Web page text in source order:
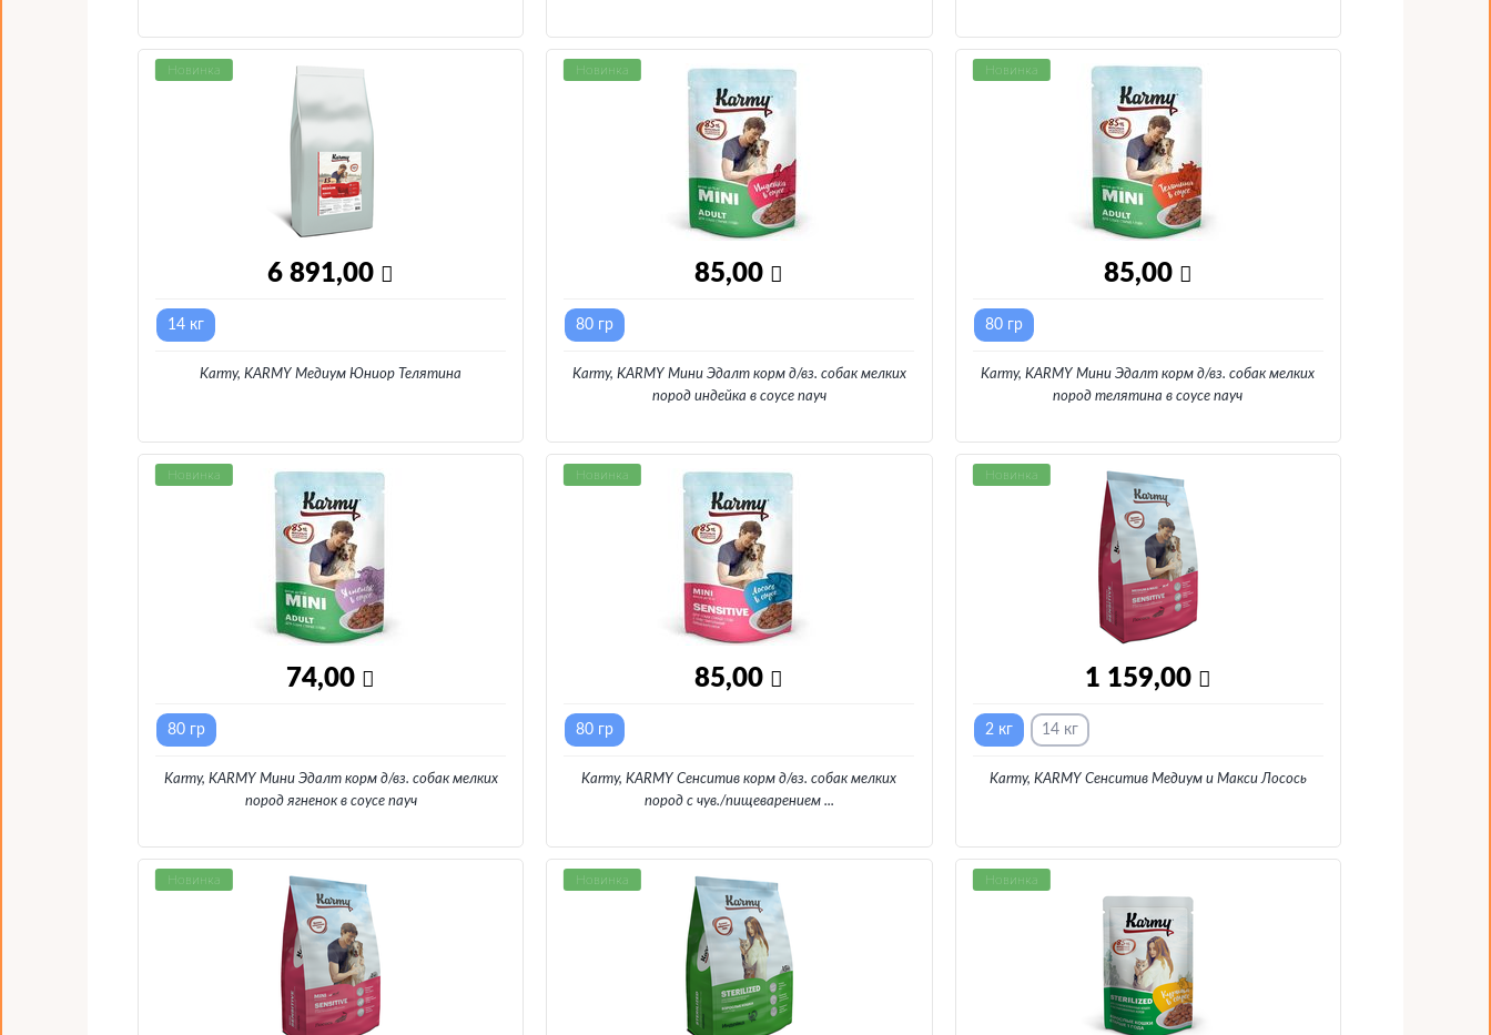
Новинка
6 891,00
14 кг
Karmy, KARMY Медиум Юниор Телятина
Новинка
85,00
80 гр
Karmy, KARMY Мини Эдалт корм д/вз. собак мелких
пород индейка в соусе пауч
Новинка
85,00
80 гр
Karmy, KARMY Мини Эдалт корм д/вз. собак мелких
пород телятина в соусе пауч
Новинка
74,00
80 гр
Karmy, KARMY Мини Эдалт корм д/вз. собак мелких
пород ягненок в соусе пауч
Новинка
85,00
80 гр
Karmy, KARMY Сенситив корм д/вз. собак мелких
пород с чув./пищеварением...
Новинка
1 159,00
2 кг 14 кг
Karmy, KARMY Сенситив Медиум и Макси Лосось
Новинка Новинка Новинка